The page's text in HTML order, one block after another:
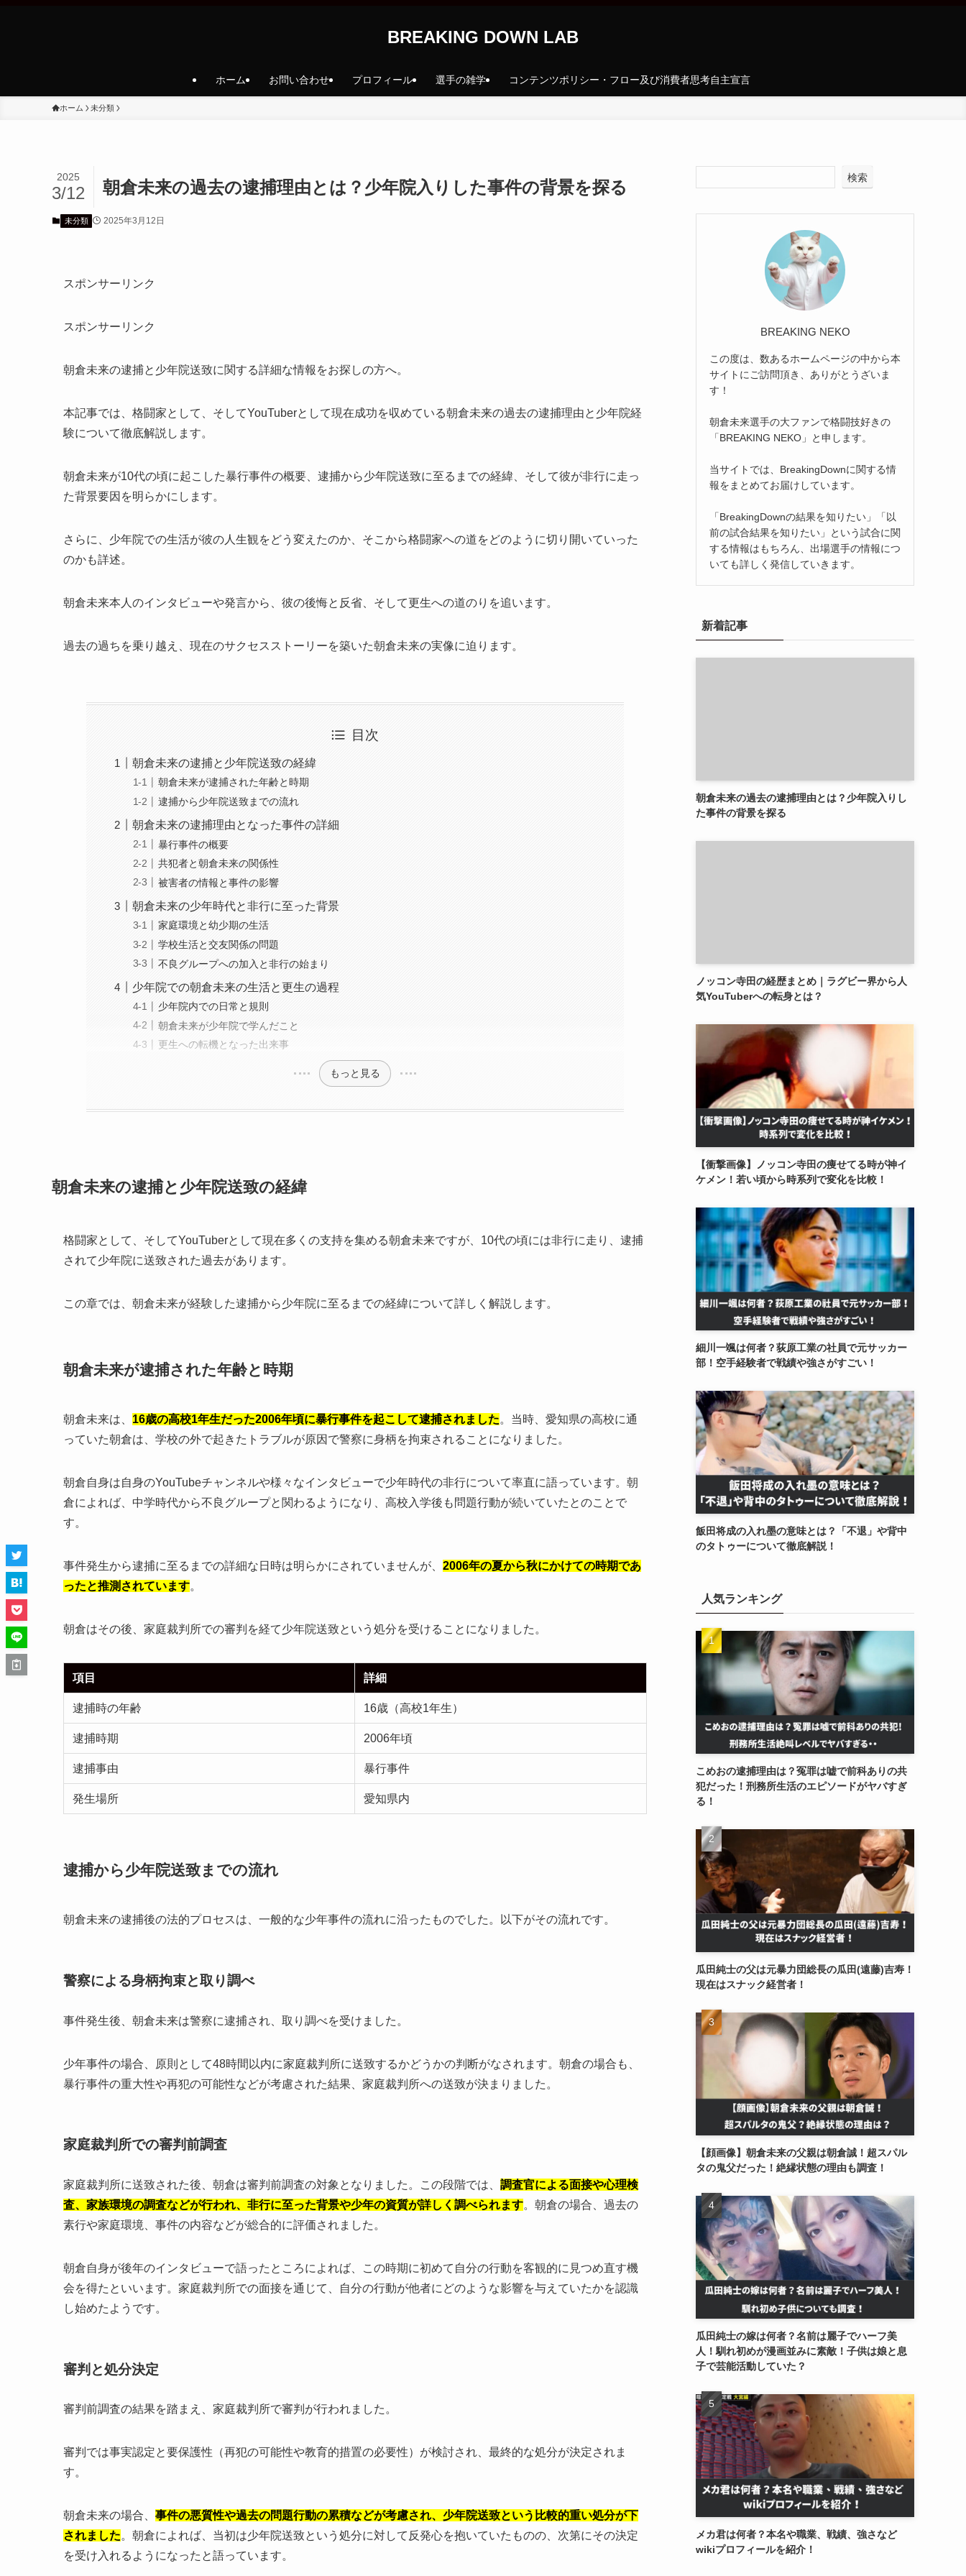
BREAKING DOWN LAB
ホーム お問い合わせ プロフィール 選手の雑学 コンテンツポリシー・フロー及び消費者思考自主宣言
ホーム 未分類
朝倉未来の過去の逮捕理由とは？少年院入りした事件の背景を探る
2025
3/12
未分類 2025年3月12日
スポンサーリンク
スポンサーリンク
朝倉未来の逮捕と少年院送致に関する詳細な情報をお探しの方へ。
本記事では、格闘家として、そしてYouTuberとして現在成功を収めている朝倉未来の過去の逮捕理由と少年院経
験について徹底解説します。
朝倉未来が10代の頃に起こした暴行事件の概要、逮捕から少年院送致に至るまでの経緯、そして彼が非行に走っ
た背景要因を明らかにします。
さらに、少年院での生活が彼の人生観をどう変えたのか、そこから格闘家への道をどのように切り開いていった
のかも詳述。
朝倉未来本人のインタビューや発言から、彼の後悔と反省、そして更生への道のりを追います。
過去の過ちを乗り越え、現在のサクセスストーリーを築いた朝倉未来の実像に迫ります。
目次
朝倉未来の逮捕と少年院送致の経緯
朝倉未来が逮捕された年齢と時期
逮捕から少年院送致までの流れ
朝倉未来の逮捕理由となった事件の詳細
暴行事件の概要
共犯者と朝倉未来の関係性
被害者の情報と事件の影響
朝倉未来の少年時代と非行に至った背景
家庭環境と幼少期の生活
学校生活と交友関係の問題
不良グループへの加入と非行の始まり
少年院での朝倉未来の生活と更生の過程
少年院内での日常と規則
朝倉未来が少年院で学んだこと
更生への転機となった出来事
もっと見る
朝倉未来の逮捕と少年院送致の経緯
格闘家として、そしてYouTuberとして現在多くの支持を集める朝倉未来ですが、10代の頃には非行に走り、逮捕
されて少年院に送致された過去があります。
この章では、朝倉未来が経験した逮捕から少年院に至るまでの経緯について詳しく解説します。
朝倉未来が逮捕された年齢と時期
朝倉未来は、 16歳の高校1年生だった2006年頃に暴行事件を起こして逮捕されました。当時、愛知県の高校に通
っていた朝倉は、学校の外で起きたトラブルが原因で警察に身柄を拘束されることになりました。
朝倉自身は自身のYouTubeチャンネルや様々なインタビューで少年時代の非行について率直に語っています。朝
倉によれば、中学時代から不良グループと関わるようになり、高校入学後も問題行動が続いていたとのことで
す。
事件発生から逮捕に至るまでの詳細な日時は明らかにされていませんが、 2006年の夏から秋にかけての時期であ
ったと推測されています。
朝倉はその後、家庭裁判所での審判を経て少年院送致という処分を受けることになりました。
項目 詳細
逮捕時の年齢 16歳（高校1年生）
逮捕時期 2006年頃
逮捕事由 暴行事件
発生場所 愛知県内
逮捕から少年院送致までの流れ
朝倉未来の逮捕後の法的プロセスは、一般的な少年事件の流れに沿ったものでした。以下がその流れです。
警察による身柄拘束と取り調べ
事件発生後、朝倉未来は警察に逮捕され、取り調べを受けました。
少年事件の場合、原則として48時間以内に家庭裁判所に送致するかどうかの判断がなされます。朝倉の場合も、
暴行事件の重大性や再犯の可能性などが考慮された結果、家庭裁判所への送致が決まりました。
家庭裁判所での審判前調査
家庭裁判所に送致された後、朝倉は審判前調査の対象となりました。この段階では、 調査官による面接や心理検
査、家族環境の調査などが行われ、非行に至った背景や少年の資質が詳しく調べられます。朝倉の場合、過去の
素行や家庭環境、事件の内容などが総合的に評価されました。
朝倉自身が後年のインタビューで語ったところによれば、この時期に初めて自分の行動を客観的に見つめ直す機
会を得たといいます。家庭裁判所での面接を通じて、自分の行動が他者にどのような影響を与えていたかを認識
し始めたようです。
審判と処分決定
審判前調査の結果を踏まえ、家庭裁判所で審判が行われました。
審判では事実認定と要保護性（再犯の可能性や教育的措置の必要性）が検討され、最終的な処分が決定されま
す。
朝倉未来の場合、 事件の悪質性や過去の問題行動の累積などが考慮され、少年院送致という比較的重い処分が下
されました。朝倉によれば、当初は少年院送致という処分に対して反発心を抱いていたものの、次第にその決定
を受け入れるようになったと語っています。
検索
BREAKING NEKO
この度は、数あるホームページの中から本
サイトにご訪問頂き、ありがとうざいま
す！
朝倉未来選手の大ファンで格闘技好きの
「BREAKING NEKO」と申します。
当サイトでは、BreakingDownに関する情
報をまとめてお届けしています。
「BreakingDownの結果を知りたい」「以
前の試合結果を知りたい」という試合に関
する情報はもちろん、出場選手の情報につ
いても詳しく発信していきます。
新着記事
朝倉未来の過去の逮捕理由とは？少年院入りし
た事件の背景を探る
ノッコン寺田の経歴まとめ｜ラグビー界から人
気YouTuberへの転身とは？
【衝撃画像】ノッコン寺田の痩せてる時が神イ
ケメン！若い頃から時系列で変化を比較！
細川一颯は何者？荻原工業の社員で元サッカー
部！空手経験者で戦績や強さがすごい！
飯田将成の入れ墨の意味とは？「不退」や背中
のタトゥーについて徹底解説！
人気ランキング
こめおの逮捕理由は？冤罪は嘘で前科ありの共
犯だった！刑務所生活のエピソードがヤバすぎ
る！
瓜田純士の父は元暴力団総長の瓜田(遠藤)吉寿！
現在はスナック経営者！
【顔画像】朝倉未来の父親は朝倉誠！超スパル
タの鬼父だった！絶縁状態の理由も調査！
瓜田純士の嫁は何者？名前は麗子でハーフ美
人！馴れ初めが漫画並みに素敵！子供は娘と息
子で芸能活動していた？
メカ君は何者？本名や職業、戦績、強さなど
wikiプロフィールを紹介！